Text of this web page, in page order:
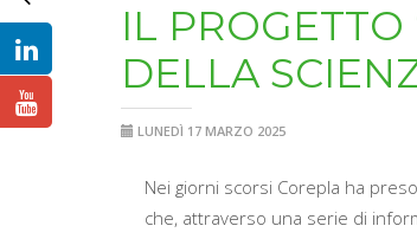
IL
DELLA
LUNEDÌ 17 MARZO 2025
Nei giorni scorsi Corepla ha
che, attraverso una serie di